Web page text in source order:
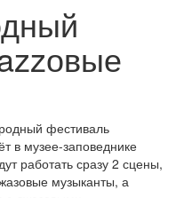
фестиваль
в музее-заповеднике
работать сразу 2 сцены,
музыканты, а